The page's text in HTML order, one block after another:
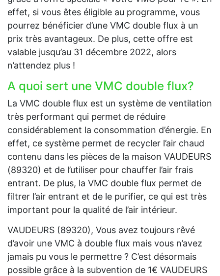
effet, si vous êtes éligible au programme, vous
pourrez bénéficier d’une VMC double flux à un
prix très avantageux. De plus, cette offre est
valable jusqu’au 31 décembre 2022, alors
n’attendez plus !
A quoi sert une VMC double flux?
La VMC double flux est un système de ventilation
très performant qui permet de réduire
considérablement la consommation d’énergie. En
effet, ce système permet de recycler l’air chaud
contenu dans les pièces de la maison VAUDEURS
(89320) et de l’utiliser pour chauffer l’air frais
entrant. De plus, la VMC double flux permet de
filtrer l’air entrant et de le purifier, ce qui est très
important pour la qualité de l’air intérieur.
VAUDEURS (89320), Vous avez toujours rêvé
d’avoir une VMC à double flux mais vous n’avez
jamais pu vous le permettre ? C’est désormais
possible grâce à la subvention de 1€ VAUDEURS